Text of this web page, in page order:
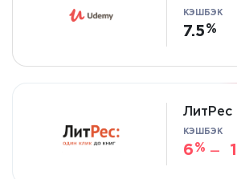
КЭШБЭК
7.5
ЛитРес
КЭШБЭК
6 —